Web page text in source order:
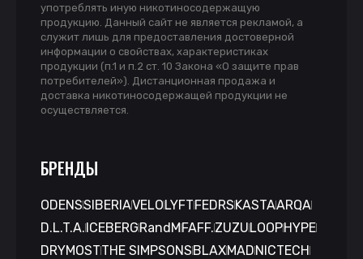
употреблять иную никотиносодержащую
продукцию. Данный сайт не является рекламой, а
служит лишь для предоставления достоверной
информации о свойствах, характеристиках
продукции (п.1 и п.2 ст. 10 Закона «О защите прав
потребителей»). Дистанционная продажа и
доставка никотиносодержащей продукции не
осуществляется.
БРЕНДЫ
ODENSSIBERIAVELOLYFTFEDRSKASTAARQA
D.L.T.A.ICEBERGRandMFAFF.ZUZULOOPHYPE
DRYMOSTTHE SIMPSONSBLAXMADNICTECH